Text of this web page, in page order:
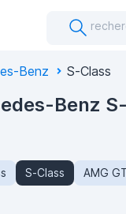
Benz S-Class
Benz
S-Class AMG